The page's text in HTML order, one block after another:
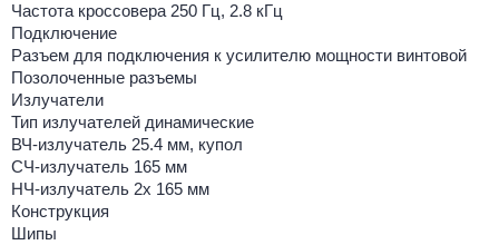
Частота кроссовера 250 Гц, 2.8 кГц
Подключение
Разъем для подключения к усилителю мощности винтовой
Позолоченные разъемы
Излучатели
Тип излучателей динамические
ВЧ-излучатель 25.4 мм, купол
СЧ-излучатель 165 мм
НЧ-излучатель 2x 165 мм
Конструкция
Шипы